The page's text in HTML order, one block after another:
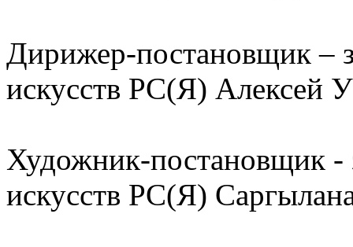
Дирижер-постановщик –
искусств РС(Я)
Художник-постановщик -
искусств РС(Я)